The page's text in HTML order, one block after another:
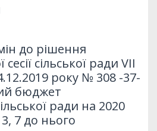
до рішення
сільської ради VII
року № 308 -37-
бюджет
ради на 2020
3, 7 до нього